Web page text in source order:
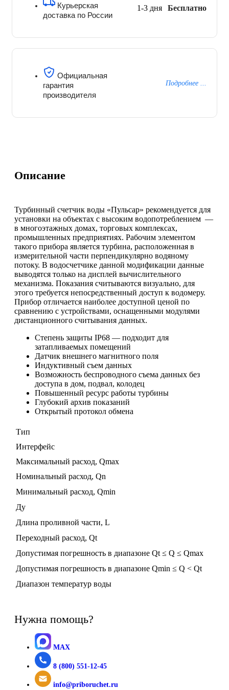
Курьерская
доставка по России
1-3 дня Бесплатно
Официальная
гарантия
производителя
Подробнее ...
Описание
Турбинный счетчик воды «Пульсар» рекомендуется для
установки на объектах с высоким водопотреблением —
в многоэтажных домах, торговых комплексах,
промышленных предприятиях. Рабочим элементом
такого прибора является турбина, расположенная в
измерительной части перпендикулярно водяному
потоку. В водосчетчике данной модификации данные
выводятся только на дисплей вычислительного
механизма. Показания считываются визуально, для
этого требуется непосредственный доступ к водомеру.
Прибор отличается наиболее доступной ценой по
сравнению с устройствами, оснащенными модулями
дистанционного считывания данных.
Степень защиты IP68 — подходит для
затапливаемых помещений
Датчик внешнего магнитного поля
Индуктивный съем данных
Возможность беспроводного съема данных без
доступа в дом, подвал, колодец
Повышенный ресурс работы турбины
Глубокий архив показаний
Открытый протокол обмена
Тип
Интерфейс
Максимальный расход, Qmax
Номинальный расход, Qn
Минимальный расход, Qmin
Ду
Длина проливной части, L
Переходный расход, Qt
Допустимая погрешность в диапазоне Qt ≤ Q ≤ Qmax
Допустимая погрешность в диапазоне Qmin ≤ Q < Qt
Диапазон температур воды
Нужна помощь?
MAX
8 (800) 551-12-45
info@priboruchet.ru